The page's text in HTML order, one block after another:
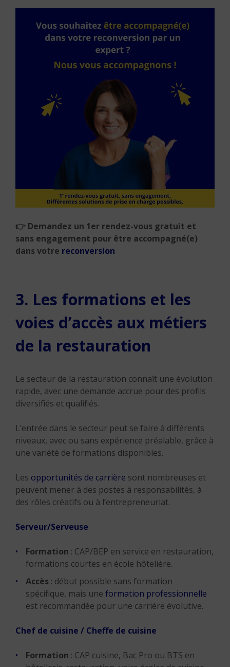
👉 Demandez un 1er rendez-vous gratuit et
sans engagement pour être accompagné(e)
dans votre reconversion
3. Les formations et les
voies d’accès aux métiers
de la restauration
Le secteur de la restauration connaît une évolution
rapide, avec une demande accrue pour des profils
diversifiés et qualifiés.
L’entrée dans le secteur peut se faire à différents
niveaux, avec ou sans expérience préalable, grâce à
une variété de formations disponibles.
Les opportunités de carrière sont nombreuses et
peuvent mener à des postes à responsabilités, à
des rôles créatifs ou à l’entrepreneuriat.
Serveur/Serveuse
Formation : CAP/BEP en service en restauration,
formations courtes en école hôtelière.
Accès : début possible sans formation
spécifique, mais une formation professionnelle
est recommandée pour une carrière évolutive.
Chef de cuisine / Cheffe de cuisine
Formation : CAP cuisine, Bac Pro ou BTS en